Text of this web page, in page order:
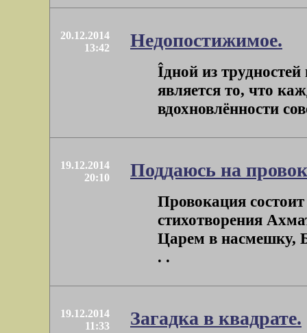
20.12.2014
13:42
Недопостижимое.
Îдной из трудностей
является то, что
вдохновлённости
19.12.2014
20:10
Поддаюсь на
Провокация
стихотворения
Царем в насмешку,
. .
19.12.2014
11:33
Загадка в квадрате.